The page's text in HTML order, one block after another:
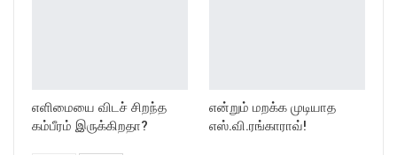
எளிமையை விடச் சிறந்த
கம்பீரம் இருக்கிறதா?
என்றும் மறக்க முடியாத
எஸ்.வி.ரங்காராவ்!